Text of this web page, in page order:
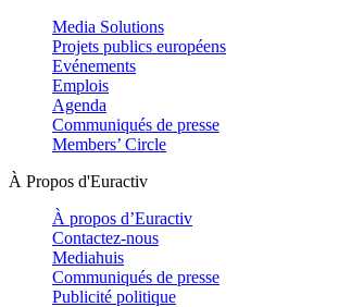
Media Solutions
Projets publics européens
Evénements
Emplois
Agenda
Communiqués de presse
Members’ Circle
À Propos d'Euractiv
À propos d’Euractiv
Contactez-nous
Mediahuis
Communiqués de presse
Publicité politique